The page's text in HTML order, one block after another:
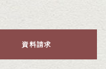
資料請求